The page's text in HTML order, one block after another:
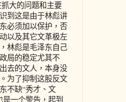
大的问题和主要
到这是由于林彪讲
必须加以保护，否
以及其它文革极左
林彪是毛泽东自己
局的稳定尤其不
去的文人，本身没
为了抑制这股反文
不缺“秀才、文
一个警告，起到